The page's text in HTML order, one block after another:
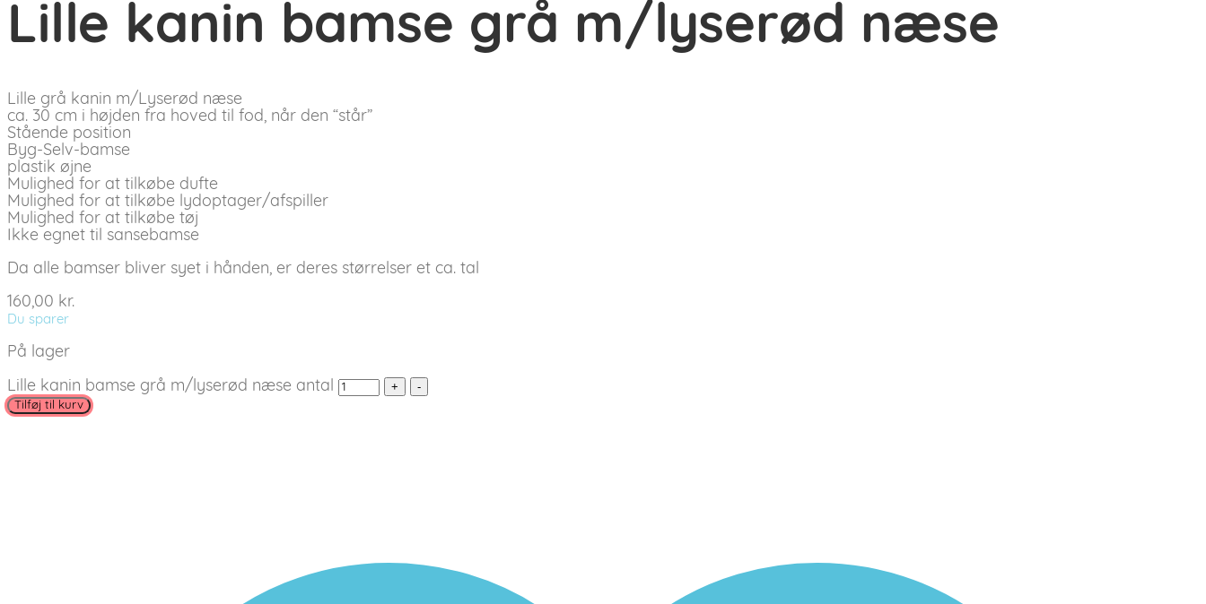
Lille kanin bamse grå m/lyserød næse
Lille grå kanin m/Lyserød næse
ca. 30 cm i højden fra hoved til fod, når den “står”
Stående position
Byg-Selv-bamse
plastik øjne
Mulighed for at tilkøbe dufte
Mulighed for at tilkøbe lydoptager/afspiller
Mulighed for at tilkøbe tøj
Ikke egnet til sansebamse
Da alle bamser bliver syet i hånden, er deres størrelser et ca. tal
160,00 kr.
Du sparer
På lager
Lille kanin bamse grå m/lyserød næse antal
Tilføj til kurv